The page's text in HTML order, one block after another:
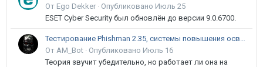
От Ego Dekker · Опубликовано Июль 25
ESET Cyber Security был обновлён до версии 9.0.6700.
Тестирование Phishman 2.35, системы повышения осведомлённости пользователей в сфере ИБ
От AM_Bot · Опубликовано Июль 16
Теория звучит убедительно, но работает ли она на